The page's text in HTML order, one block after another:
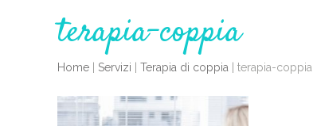
terapia-coppia
Home Servizi Terapia di coppia terapia-coppia